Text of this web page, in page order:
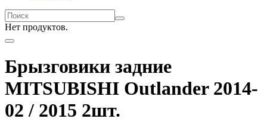
Нет продуктов.
Брызговики задние
MITSUBISHI Outlander 2014-
02 / 2015 2шт.